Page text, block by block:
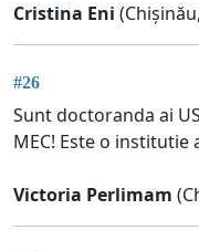
Cristina Eni
#26
Sunt doctoranda ai
MEC! Este o institutie
Victoria Perlimam